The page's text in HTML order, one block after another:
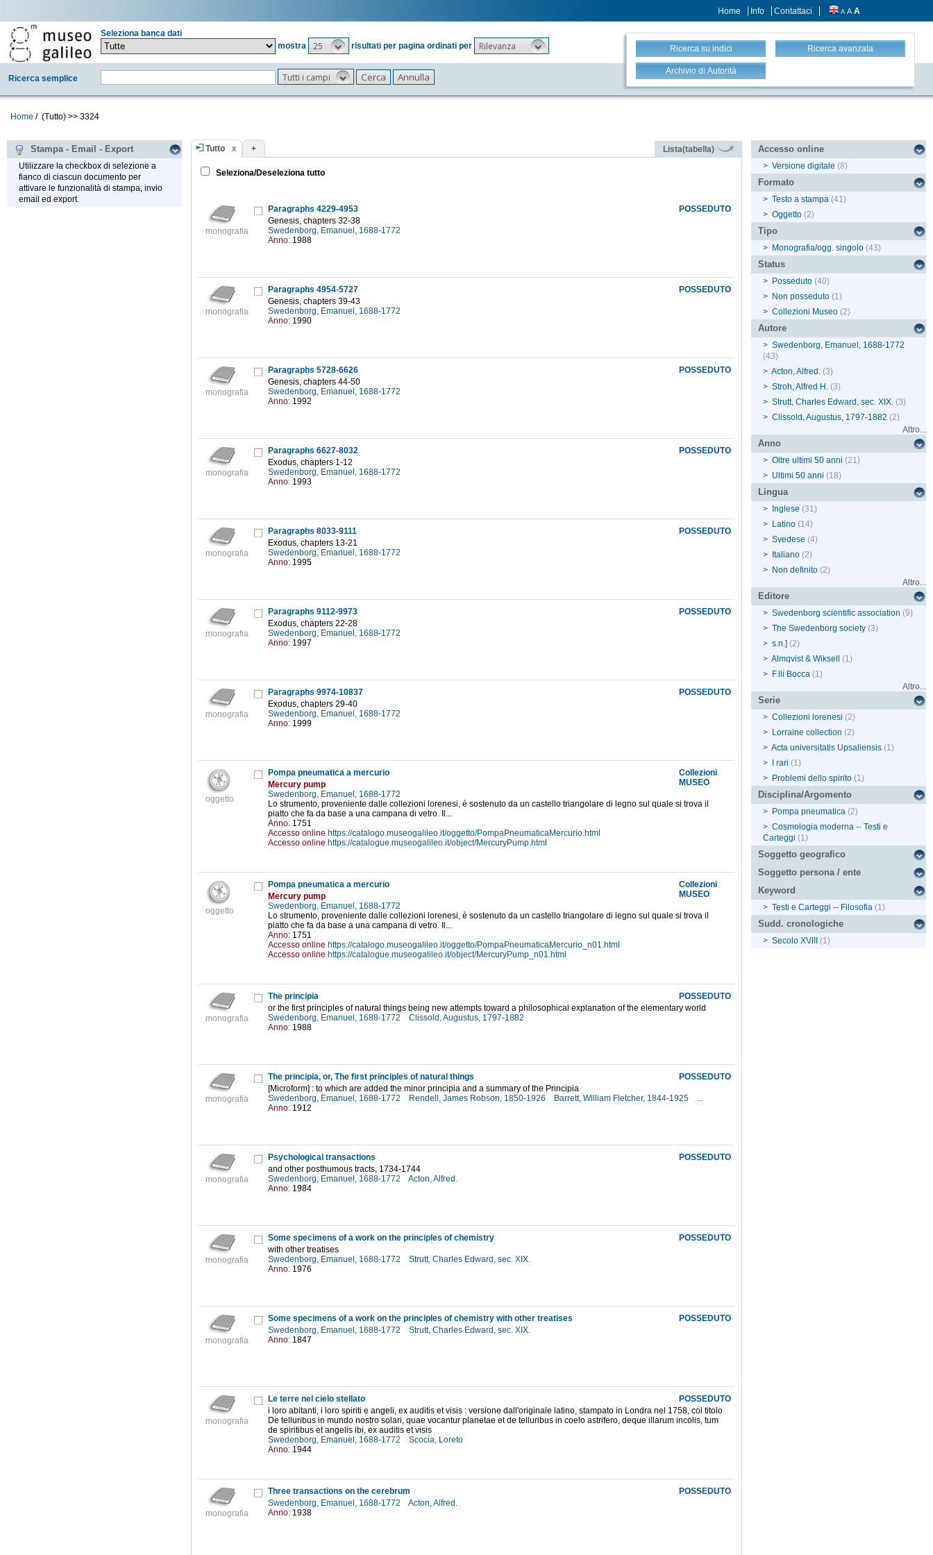
Home Info Contattaci A A A
Seleziona banca dati
mostra
25 risultati per pagina ordinati per Rilevanza
Ricerca semplice Tutti i campi
Ricerca su indici Ricerca avanzata
Archivio di Autorità
Home / (Tutto) >> 3324
Stampa - Email - Export
Utilizzare la checkbox di selezione a
fianco di ciascun documento per
attivare le funzionalità di stampa, invio
email ed export.
Tutto + Lista(tabella)
Seleziona/Deseleziona tutto
monografia
POSSEDUTO
Paragraphs 4229-4953
Genesis, chapters 32-38
Swedenborg, Emanuel, 1688-1772
Anno: 1988
monografia
POSSEDUTO
Paragraphs 4954-5727
Genesis, chapters 39-43
Swedenborg, Emanuel, 1688-1772
Anno: 1990
monografia
POSSEDUTO
Paragraphs 5728-6626
Genesis, chapters 44-50
Swedenborg, Emanuel, 1688-1772
Anno: 1992
monografia
POSSEDUTO
Paragraphs 6627-8032
Exodus, chapters 1-12
Swedenborg, Emanuel, 1688-1772
Anno: 1993
monografia
POSSEDUTO
Paragraphs 8033-9111
Exodus, chapters 13-21
Swedenborg, Emanuel, 1688-1772
Anno: 1995
monografia
POSSEDUTO
Paragraphs 9112-9973
Exodus, chapters 22-28
Swedenborg, Emanuel, 1688-1772
Anno: 1997
monografia
POSSEDUTO
Paragraphs 9974-10837
Exodus, chapters 29-40
Swedenborg, Emanuel, 1688-1772
Anno: 1999
oggetto
Collezioni
MUSEO
Pompa pneumatica a mercurio
Mercury pump
Swedenborg, Emanuel, 1688-1772
Lo strumento, proveniente dalle collezioni lorenesi, è sostenuto da un castello triangolare di legno sul quale si trova il
piatto che fa da base a una campana di vetro. Il...
Anno: 1751
Accesso online https://catalogo.museogalileo.it/oggetto/PompaPneumaticaMercurio.html
Accesso online https://catalogue.museogalileo.it/object/MercuryPump.html
oggetto
Collezioni
MUSEO
Pompa pneumatica a mercurio
Mercury pump
Swedenborg, Emanuel, 1688-1772
Lo strumento, proveniente dalle collezioni lorenesi, è sostenuto da un castello triangolare di legno sul quale si trova il
piatto che fa da base a una campana di vetro. Il...
Anno: 1751
Accesso online https://catalogo.museogalileo.it/oggetto/PompaPneumaticaMercurio_n01.html
Accesso online https://catalogue.museogalileo.it/object/MercuryPump_n01.html
monografia
POSSEDUTO
The principia
or the first principles of natural things being new attempts toward a philosophical explanation of the elementary world
Swedenborg, Emanuel, 1688-1772
Clissold, Augustus, 1797-1882
Anno: 1988
monografia
POSSEDUTO
The principia, or, The first principles of natural things
[Microform] : to which are added the minor principia and a summary of the Principia
Swedenborg, Emanuel, 1688-1772
Rendell, James Robson, 1850-1926 Barrett, William Fletcher, 1844-1925
...
Anno: 1912
monografia
POSSEDUTO
Psychological transactions
and other posthumous tracts, 1734-1744
Swedenborg, Emanuel, 1688-1772
Acton, Alfred.
Anno: 1984
monografia
POSSEDUTO
Some specimens of a work on the principles of chemistry
with other treatises
Swedenborg, Emanuel, 1688-1772
Strutt, Charles Edward, sec. XIX.
Anno: 1976
monografia
POSSEDUTO
Some specimens of a work on the principles of chemistry with other treatises
Swedenborg, Emanuel, 1688-1772
Strutt, Charles Edward, sec. XIX.
Anno: 1847
monografia
POSSEDUTO
Le terre nel cielo stellato
i loro abitanti, i loro spiriti e angeli, ex auditis et visis : versione dall'originale latino, stampato in Londra nel 1758, col titolo
De telluribus in mundo nostro solari, quae vocantur planetae et de telluribus in coelo astrifero, deque illarum incolis, tum
de spiritibus et angelis ibi, ex auditis et visis
Swedenborg, Emanuel, 1688-1772
Scocia, Loreto
Anno: 1944
monografia
POSSEDUTO
Three transactions on the cerebrum
Swedenborg, Emanuel, 1688-1772
Acton, Alfred.
Anno: 1938
Accesso online
> Versione digitale (8)
Formato
> Testo a stampa (41)
> Oggetto (2)
Tipo
> Monografia/ogg. singolo (43)
Status
> Posseduto (40)
> Non posseduto (1)
> Collezioni Museo (2)
Autore
> Swedenborg, Emanuel, 1688-1772
(43)
> Acton, Alfred. (3)
> Stroh, Alfred H. (3)
> Strutt, Charles Edward, sec. XIX. (3)
> Clissold, Augustus, 1797-1882 (2)
Altro...
Anno
> Oltre ultimi 50 anni (21)
> Ultimi 50 anni (18)
Lingua
> Inglese (31)
> Latino (14)
> Svedese (4)
>
Italiano (2)
> Non definito (2)
Altro...
Editore
> Swedenborg scientific association (9)
> The Swedenborg society (3)
> s.n.] (2)
> Almqvist & Wiksell
(1)
> F.lli Bocca (1)
Altro...
Serie
> Collezioni lorenesi (2)
> Lorraine collection (2)
> Acta universitatis Upsaliensis (1)
>
I rari (1)
> Problemi dello spirito (1)
Disciplina/Argomento
> Pompa pneumatica (2)
> Cosmologia moderna -- Testi e
Carteggi (1)
Soggetto geografico
Soggetto persona / ente
Keyword
> Testi e Carteggi -- Filosofia (1)
Sudd. cronologiche
> Secolo XVIII (1)